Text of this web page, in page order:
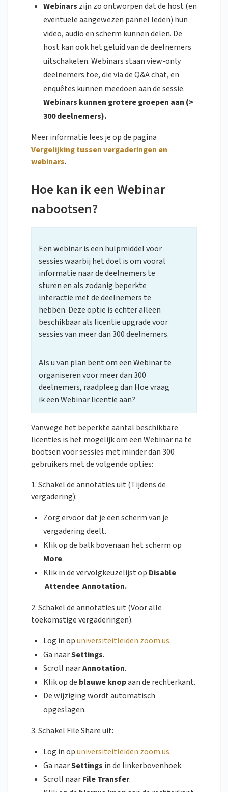
Webinars zijn zo ontworpen dat de host (en
eventuele aangewezen pannel leden) hun
video, audio en scherm kunnen delen. De
host kan ook het geluid van de deelnemers
uitschakelen. Webinars staan view-only
deelnemers toe, die via de Q&A chat, en
enquêtes kunnen meedoen aan de sessie.
Webinars kunnen grotere groepen aan (>
300 deelnemers).
Meer informatie lees je op de pagina
Vergelijking tussen vergaderingen en
webinars.
Hoe kan ik een Webinar
nabootsen?
Een webinar is een hulpmiddel voor
sessies waarbij het doel is om vooral
informatie naar de deelnemers te
sturen en als zodanig beperkte
interactie met de deelnemers te
hebben. Deze optie is echter alleen
beschikbaar als licentie upgrade voor
sessies van meer dan 300 deelnemers.
Als u van plan bent om een Webinar te
organiseren voor meer dan 300
deelnemers, raadpleeg dan Hoe vraag
ik een Webinar licentie aan?
Vanwege het beperkte aantal beschikbare
licenties is het mogelijk om een Webinar na te
bootsen voor sessies met minder dan 300
gebruikers met de volgende opties:
1. Schakel de annotaties uit (Tijdens de
vergadering):
Zorg ervoor dat je een scherm van je
vergadering deelt.
Klik op de balk bovenaan het scherm op
More.
Klik in de vervolgkeuzelijst op Disable
Attendee Annotation.
2. Schakel de annotaties uit (Voor alle
toekomstige vergaderingen):
Log in opuniversiteitleiden.zoom.us.
Ga naarSettings.
Scroll naarAnnotation.
Klik op de blauwe knopaan de rechterkant.
De wijziging wordt automatisch
opgeslagen.
3. Schakel File Share uit:
Log in opuniversiteitleiden.zoom.us.
Ga naarSettings in de linkerbovenhoek.
Scroll naarFile Transfer.